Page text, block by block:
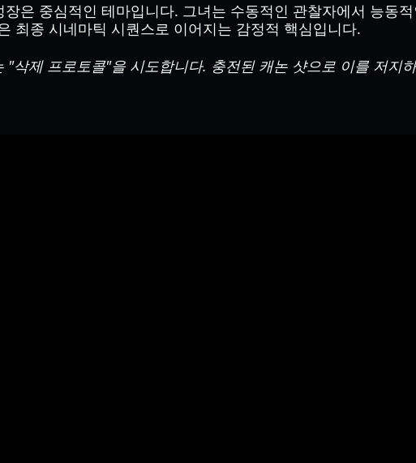
은 중심적인 테마입니다. 그녀는 수동적인 관찰자에서 능동
최종 시네마틱 시퀀스로 이어지는 감정적 핵심입니다.
"삭제 프로토콜"을 시도합니다. 충전된 캐논 샷으로 이를 저지